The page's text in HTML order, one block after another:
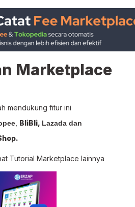
Marketplace
mendukung fitur ini
BliBli, Lazada dan
Tutorial Marketplace lainnya